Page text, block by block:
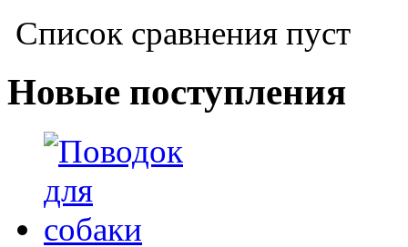
Список сравнения пуст
Новые поступления